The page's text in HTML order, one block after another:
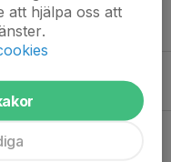
att hjälpa oss att